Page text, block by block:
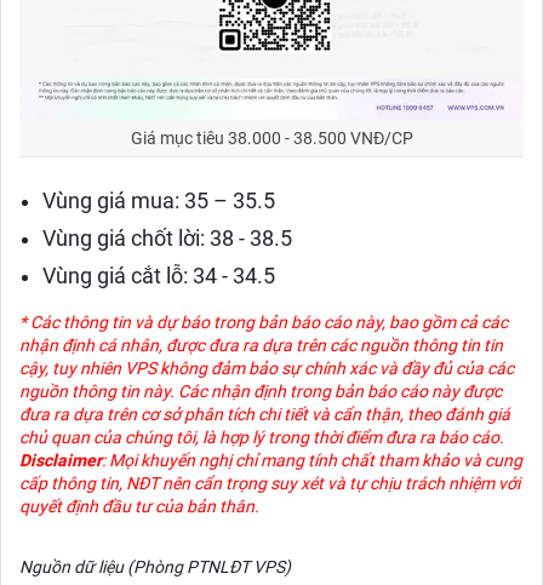
Giá mục tiêu 38.000 - 38.500 VNĐ/CP
Vùng giá mua: 35 – 35.5
Vùng giá chốt lời: 38 - 38.5
Vùng giá cắt lỗ: 34 - 34.5
* Các thông tin và dự báo trong bản báo cáo này, bao gồm cả các
nhận định cá nhân, được đưa ra dựa trên các nguồn thông tin tin
cậy, tuy nhiên VPS không đảm bảo sự chính xác và đầy đủ của các
nguồn thông tin này. Các nhận định trong bản báo cáo này được
đưa ra dựa trên cơ sở phân tích chi tiết và cẩn thận, theo đánh giá
chủ quan của chúng tôi, là hợp lý trong thời điểm đưa ra báo cáo.
Disclaimer: Mọi khuyến nghị chỉ mang tính chất tham khảo và cung
cấp thông tin, NĐT nên cẩn trọng suy xét và tự chịu trách nhiệm với
quyết định đầu tư của bản thân.
Nguồn dữ liệu (Phòng PTNLĐT VPS)